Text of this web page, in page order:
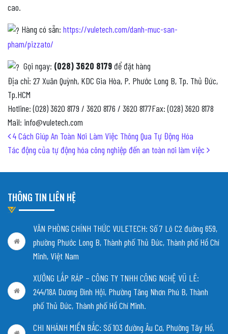
cao.
Hàng có sẵn: https://vuletech.com/danh-muc-san-
pham/pizzato/
Gọi ngay: (028) 3620 8179 để đặt hàng
Địa chỉ: 27 Xuân Quỳnh, KDC Gia Hòa, P. Phước Long B, Tp. Thủ Đức,
Tp.HCM
Hotline: (028) 3620 8179 / 3620 8176 / 3620 8177Fax: (028) 3620 8178
Mail: info@vuletech.com
Post navigation
4 Cách Giúp An Toàn Nơi Làm Việc Thông Qua Tự Động Hóa
Tác động của tự động hóa công nghiệp đến an toàn nơi làm việc
THÔNG TIN LIÊN HỆ
VĂN PHÒNG CHÍNH THỨC VULETECH: Số 7 Lô C2 đường 659,
phường Phước Long B, Thành phố Thủ Đức, Thành phố Hồ Chí
Minh, Việt Nam
XƯỞNG LẮP RÁP – CÔNG TY TNHH CÔNG NGHỆ VŨ LÊ:
244/18A Dương Đình Hội, Phường Tăng Nhơn Phú B, Thành
phố Thủ Đức, Thành phố Hồ Chí Minh.
CHI NHÁNH MIỀN BẮC: Số 103 đường Âu Cơ, Phường Tây Hồ,